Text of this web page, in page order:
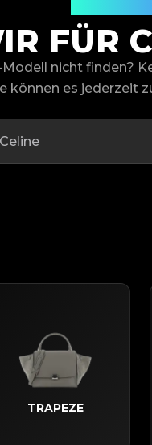
FÜR
Modell nicht finden?
können es jederzeit
TRAPEZE